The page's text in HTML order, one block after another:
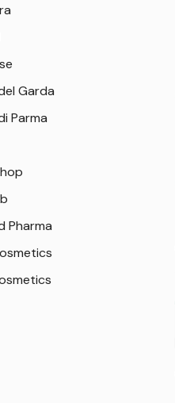
Garda
Parma
Pharma